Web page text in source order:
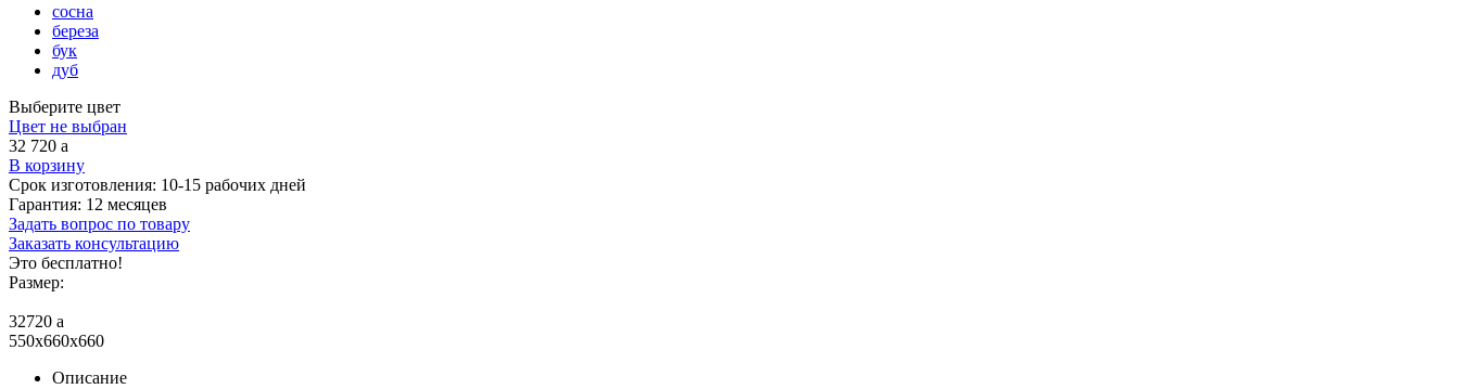
сосна
береза
бук
дуб
Выберите цвет
Цвет не выбран
32 720 a
В корзину
Срок изготовления: 10-15 рабочих дней
Гарантия: 12 месяцев
Задать вопрос по товару
Заказать консультацию
Это бесплатно!
Размер:
32720 a
550x660x660
Описание